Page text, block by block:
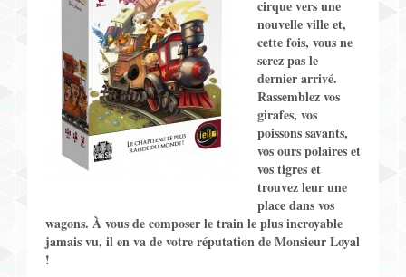
Jeux pour Enfants
Jeux de Rôle
Contact
cirque vers une
nouvelle ville et,
cette fois, vous ne
serez pas le
dernier arrivé.
Rassemblez vos
girafes, vos
poissons savants,
vos ours polaires et
vos tigres et
trouvez leur une
place dans vos
wagons. À vous de composer le train le plus incroyable
jamais vu, il en va de votre réputation de Monsieur Loyal
!